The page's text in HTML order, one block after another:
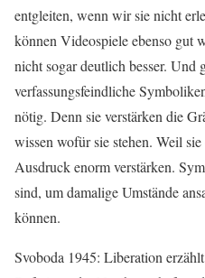
entgleiten, wenn wir sie nicht
können Videospiele ebenso gut
nicht sogar deutlich besser. Und
verfassungsfeindliche
nötig. Denn sie verstärken die
wissen wofür sie stehen. Weil
Ausdruck enorm verstärken.
sind, um damalige Umstände
können.
Svoboda 1945: Liberation